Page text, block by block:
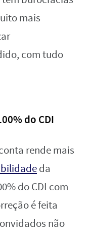
mais
com tudo
do CDI
rende mais
da
do CDI com
é feita
não